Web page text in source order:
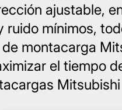
ajustable,
mínimos,
montacarga
el tiempo